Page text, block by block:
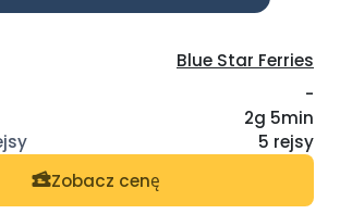
Blue Star Ferries
-
2g 5min
5 rejsy
Zobacz cenę